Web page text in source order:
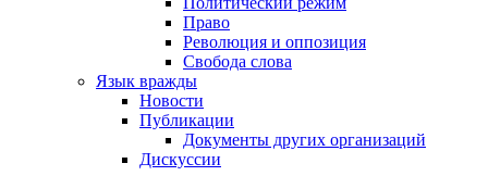
Право
Революция и оппозиция
Свобода слова
Язык вражды
Новости
Публикации
Документы других организаций
Дискуссии